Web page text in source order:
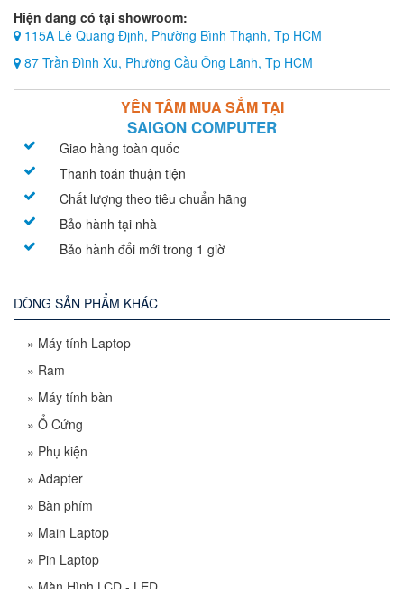
Hiện đang có tại showroom:
115A Lê Quang Định, Phường Bình Thạnh, Tp HCM
87 Trần Đình Xu, Phường Cầu Ông Lãnh, Tp HCM
YÊN TÂM MUA SẮM TẠI
SAIGON COMPUTER
Giao hàng toàn quốc
Thanh toán thuận tiện
Chất lượng theo tiêu chuẩn hãng
Bảo hành tại nhà
Bảo hành đổi mới trong 1 giờ
DÒNG SẢN PHẨM KHÁC
» Máy tính Laptop
» Ram
» Máy tính bàn
» Ổ Cứng
» Phụ kiện
» Adapter
» Bàn phím
» Main Laptop
» Pin Laptop